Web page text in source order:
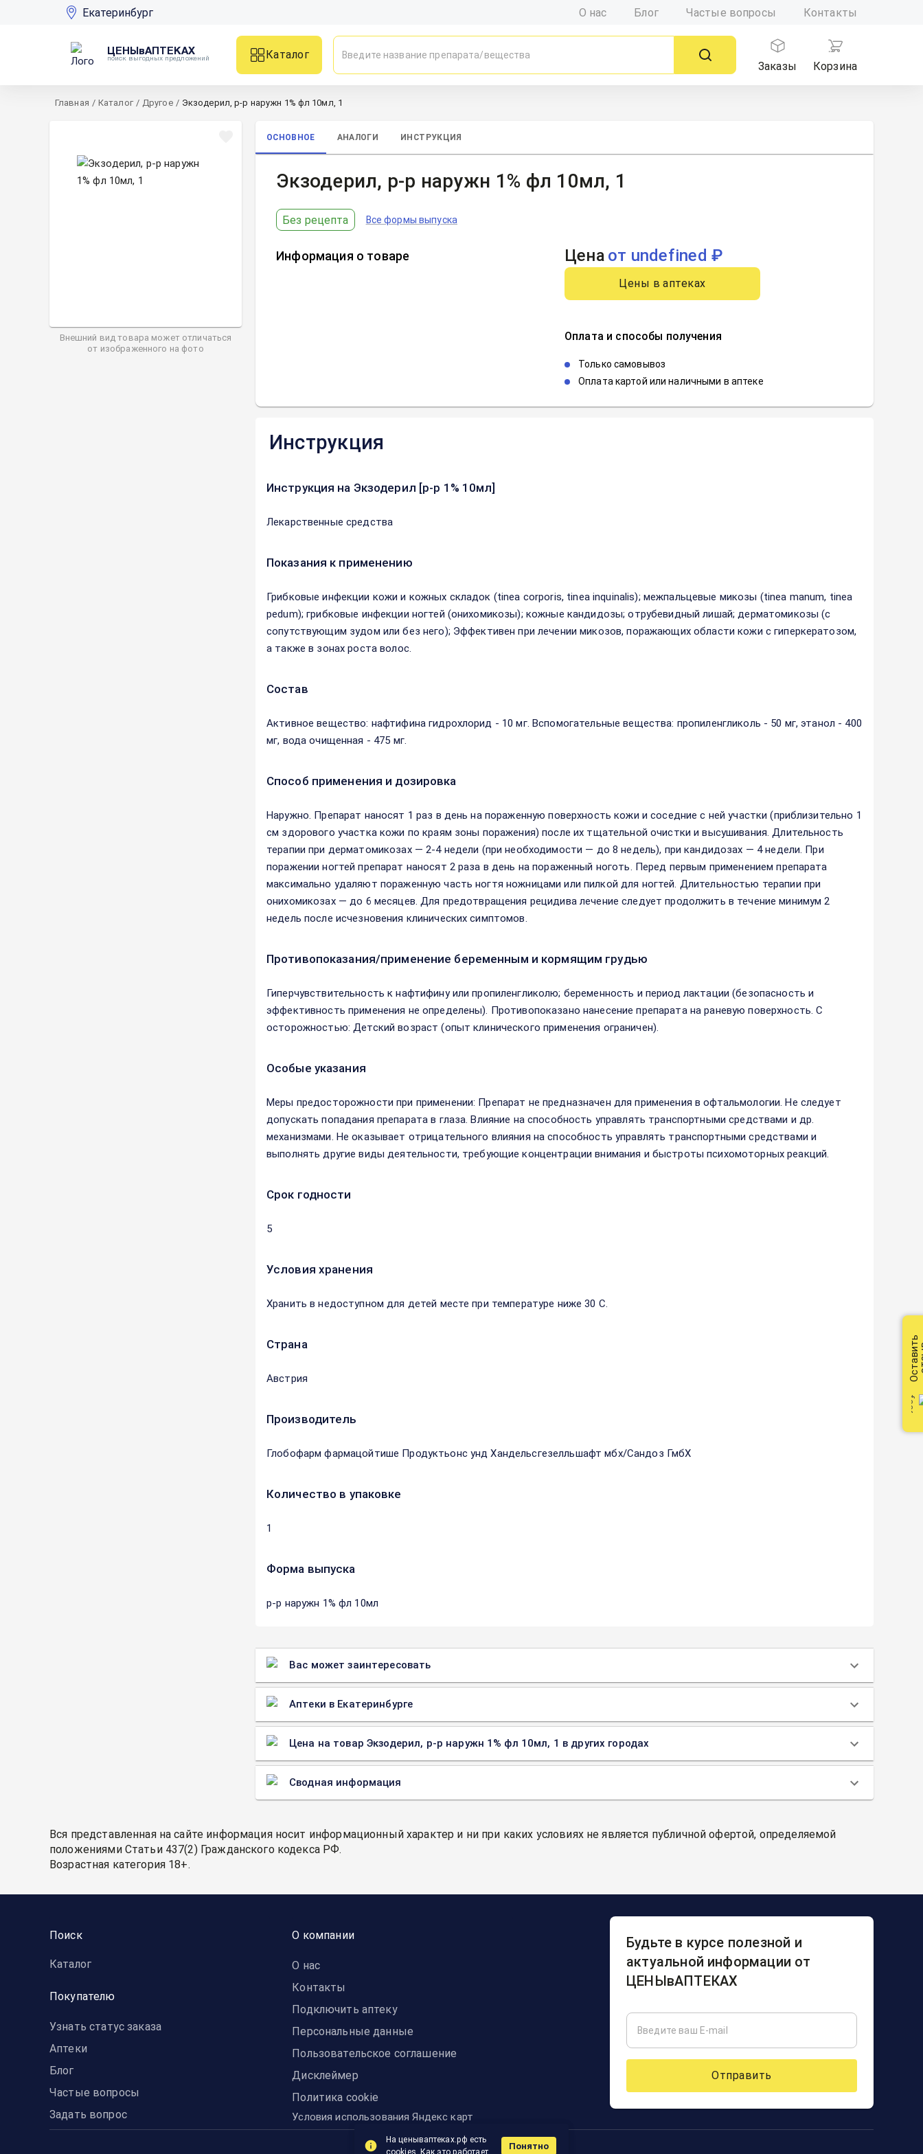
Екатеринбург О нас Блог Частые вопросы Контакты
ЦЕНЫвАПТЕКАХ
поиск выгодных предложений
Каталог
Заказы
Корзина
Главная / Каталог / Другое / Экзодерил, р-р наружн 1% фл 10мл, 1
Внешний вид товара может отличаться
от изображенного на фото
ОСНОВНОЕ АНАЛОГИ ИНСТРУКЦИЯ
Экзодерил, р-р наружн 1% фл 10мл, 1
Без рецепта Все формы выпуска
Информация о товаре Цена от undefined ₽
Цены в аптеках
Оплата и способы получения
Только самовывоз
Оплата картой или наличными в аптеке
Инструкция
Инструкция на Экзодерил [р-р 1% 10мл]
Лекарственные средства
Показания к применению
Грибковые инфекции кожи и кожных складок (tinea corporis, tinea inquinalis); межпальцевые микозы (tinea manum, tinea
pedum); грибковые инфекции ногтей (онихомикозы); кожные кандидозы; отрубевидный лишай; дерматомикозы (с
сопутствующим зудом или без него); Эффективен при лечении микозов, поражающих области кожи с гиперкератозом,
а также в зонах роста волос.
Состав
Активное вещество: нафтифина гидрохлорид - 10 мг. Вспомогательные вещества: пропиленгликоль - 50 мг, этанол - 400
мг, вода очищенная - 475 мг.
Способ применения и дозировка
Наружно. Препарат наносят 1 раз в день на пораженную поверхность кожи и соседние с ней участки (приблизительно 1
см здорового участка кожи по краям зоны поражения) после их тщательной очистки и высушивания. Длительность
терапии при дерматомикозах — 2-4 недели (при необходимости — до 8 недель), при кандидозах — 4 недели. При
поражении ногтей препарат наносят 2 раза в день на пораженный ноготь. Перед первым применением препарата
максимально удаляют пораженную часть ногтя ножницами или пилкой для ногтей. Длительностью терапии при
онихомикозах — до 6 месяцев. Для предотвращения рецидива лечение следует продолжить в течение минимум 2
недель после исчезновения клинических симптомов.
Противопоказания/применение беременным и кормящим грудью
Гиперчувствительность к нафтифину или пропиленгликолю; беременность и период лактации (безопасность и
эффективность применения не определены). Противопоказано нанесение препарата на раневую поверхность. С
осторожностью: Детский возраст (опыт клинического применения ограничен).
Особые указания
Меры предосторожности при применении: Препарат не предназначен для применения в офтальмологии. Не следует
допускать попадания препарата в глаза. Влияние на способность управлять транспортными средствами и др.
механизмами. Не оказывает отрицательного влияния на способность управлять транспортными средствами и
выполнять другие виды деятельности, требующие концентрации внимания и быстроты психомоторных реакций.
Срок годности
5
Условия хранения
Хранить в недоступном для детей месте при температуре ниже 30 С.
Страна
Австрия
Производитель
Глобофарм фармацойтише Продуктьонс унд Хандельсгезелльшафт мбх/Сандоз ГмбХ
Количество в упаковке
1
Форма выпуска
р-р наружн 1% фл 10мл
Вас может заинтересовать
Аптеки в Екатеринбурге
Цена на товар Экзодерил, р-р наружн 1% фл 10мл, 1 в других городах
Сводная информация
Вся представленная на сайте информация носит информационный характер и ни при каких условиях не является публичной офертой, определяемой
положениями Статьи 437(2) Гражданского кодекса РФ.
Возрастная категория 18+.
Поиск
Каталог
Покупателю
Узнать статус заказа
Аптеки
Блог
Частые вопросы
Задать вопрос
О компании
О нас
Контакты
Подключить аптеку
Персональные данные
Пользовательское соглашение
Дисклеймер
Политика cookie
Условия использования Яндекс карт
Будьте в курсе полезной и
актуальной информации от
ЦЕНЫвАПТЕКАХ
Отправить
Оставить
На ценываптеках.рф есть
cookies.
Как это работает
Понятно